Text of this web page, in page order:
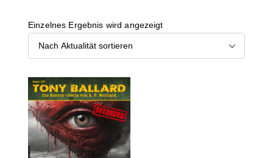
Einzelnes Ergebnis wird angezeigt